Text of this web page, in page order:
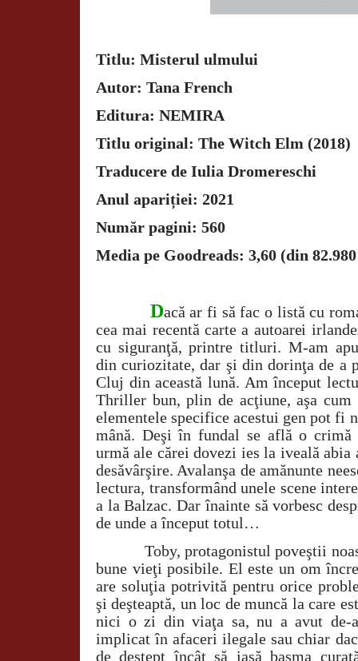
Titlu: Misterul ulmului
Autor: Tana French
Editura: NEMIRA
Titlu original: The Witch Elm (2018)
Traducere de Iulia Dromereschi
Anul apariției: 2021
Număr pagini: 560
Media pe Goodreads: 3,60 (din
Dacă ar fi să fac o listă cu
cea mai recentă carte a autoarei
cu siguranţă, printre titluri. M-am
din curiozitate, dar şi din dorinţa de a
Cluj din această lună. Am început
Thriller bun, plin de acţiune, aşa cum
elementele specifice acestui gen pot fi
mână. Deşi în fundal se află o
urmă ale cărei dovezi ies la iveală abia
desăvârşire. Avalanşa de amănunte
lectura, transformând unele scene
a la Balzac. Dar înainte să vorbesc
de unde a început totul…
Toby, protagonistul poveştii
bune vieţi posibile. El este un om
are soluţia potrivită pentru orice
şi deşteaptă, un loc de muncă la care
nici o zi din viaţa sa, nu a avut de-
implicat în afaceri ilegale sau chiar
de deştept încât să iasă basma